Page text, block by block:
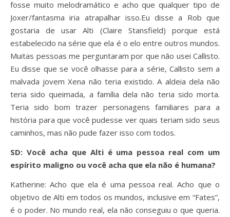
fosse muito melodramático e acho que qualquer tipo de
Joxer/fantasma iria atrapalhar isso.Eu disse a Rob que
gostaria de usar Alti (Claire Stansfield) porque está
estabelecido na série que ela é o elo entre outros mundos.
Muitas pessoas me perguntaram por que não usei Callisto.
Eu disse que se você olhasse para a série, Callisto sem a
malvada jovem Xena não teria existido. A aldeia dela não
teria sido queimada, a família dela não teria sido morta.
Teria sido bom trazer personagens familiares para a
história para que você pudesse ver quais teriam sido seus
caminhos, mas não pude fazer isso com todos.
SD: Você acha que Alti é uma pessoa real com um
espírito maligno ou você acha que ela não é humana?
Katherine: Acho que ela é uma pessoa real. Acho que o
objetivo de Alti em todos os mundos, inclusive em “Fates”,
é o poder. No mundo real, ela não conseguiu o que queria.